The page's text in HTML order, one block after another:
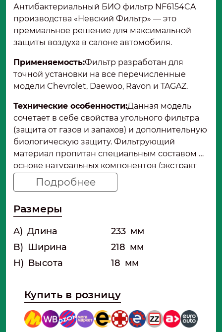
Антибактериальный БИО фильтр NF6154CA
производства «Невский Фильтр» — это
премиальное решение для максимальной
защиты воздуха в салоне автомобиля.
Применяемость:Фильтр разработан для
точной установки на все перечисленные
модели Chevrolet, Daewoo, Ravon и TAGAZ.
Технические особенности:Данная модель
сочетает в себе свойства угольного фильтра
(защита от газов и запахов) и дополнительную
биологическую защиту. Фильтрующий
материал пропитан специальным составом на
основе натуральных компонентов (экстракт
грейпфрута или чайного дерева), который
подавляет рост и размножение плесени,
поверхности фильтра. Это предотвращает
появление затхлого запаха из дефлекторов
даже при повышенной влажности и при
длительном простое автомобиля. БИО-
пропитка безопасна для человека, не
фильтра. Фильтр рекомендован для
водителей с детьми, людей, страдающих
аллергией и астмой, а также для
Подробнее
Размеры
A) Длина 233 мм
B) Ширина 218 мм
H) Высота 18 мм
Купить в розницу